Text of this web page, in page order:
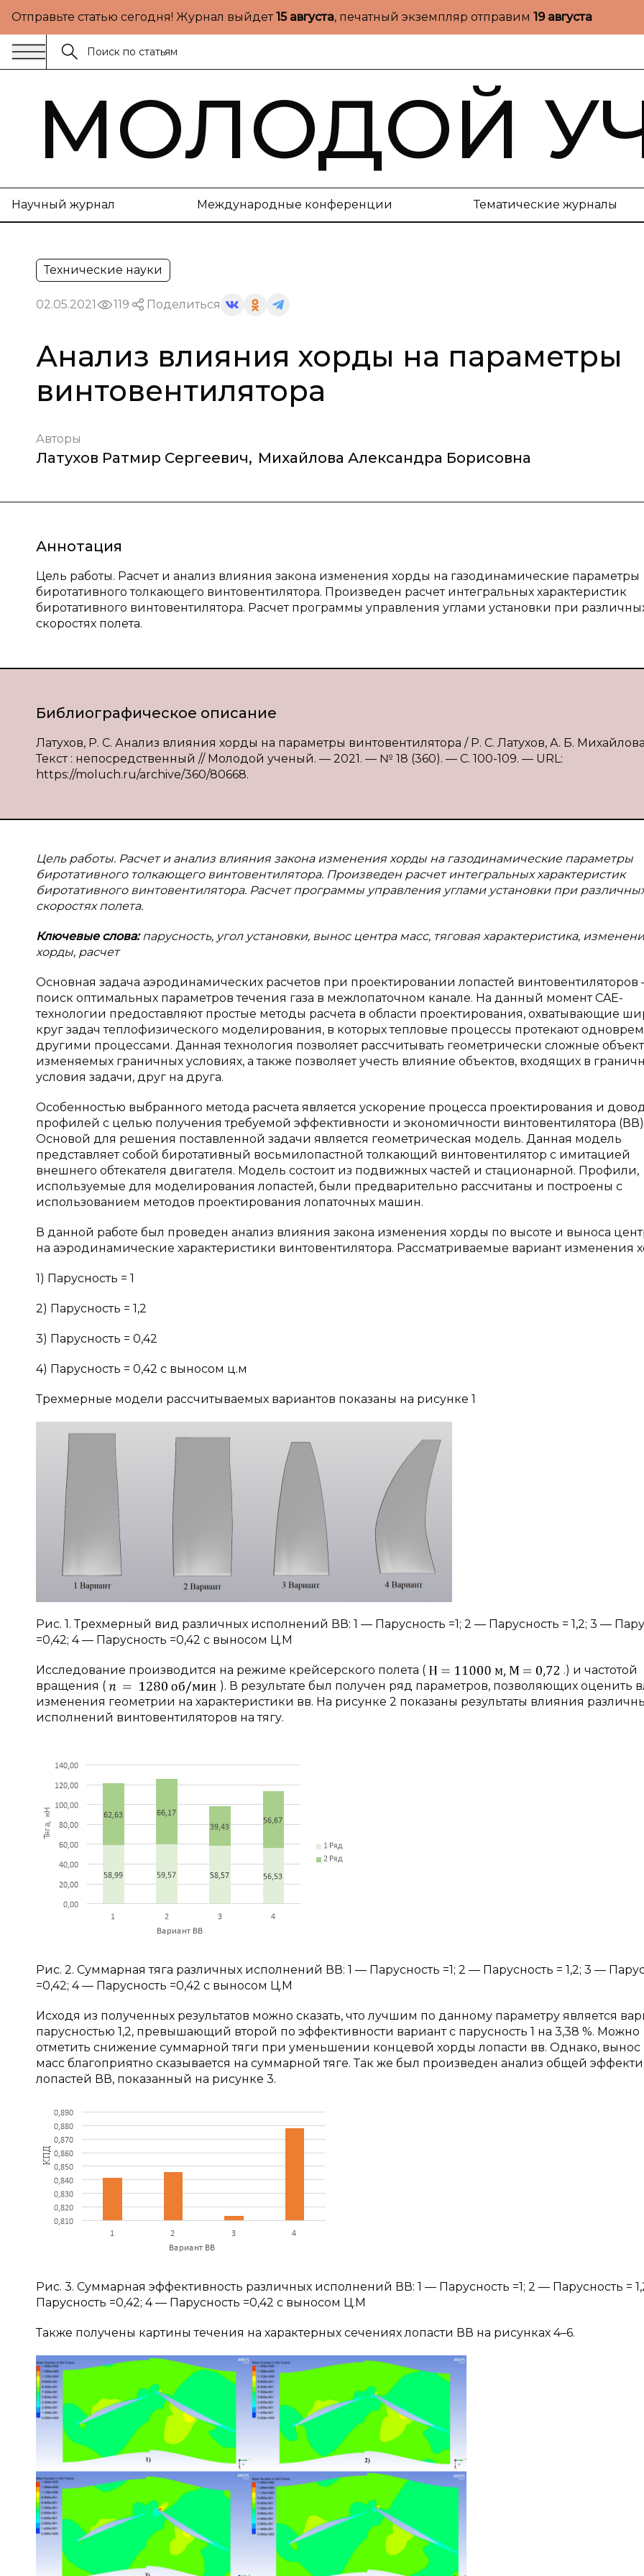
Отправьте статью сегодня! Журнал выйдет15 августа, печатный экземпляр отправим 19 августа
МОЛОДОЙ
Научный журнал Международные конференции Тематические журналы
Технические науки
02.05.2021 119 Поделиться
Анализ влияния хорды на параметры
винтовентилятора
Авторы
Латухов Ратмир Сергеевич, Михайлова Александра Борисовна
Аннотация
Цель работы. Расчет и анализ влияния закона изменения хорды на газодинамические параметры
биротативного толкающего винтовентилятора. Произведен расчет интегральных характеристик
биротативного винтовентилятора. Расчет программы управления углами установки при
скоростях полета.
Библиографическое описание
Латухов, Р. С. Анализ влияния хорды на параметры винтовентилятора / Р. С. Латухов, А. Б.
Текст : непосредственный // Молодой ученый. — 2021. — № 18 (360). — С. 100-109. — URL:
https://moluch.ru/archive/360/80668.
Цель работы. Расчет и анализ влияния закона изменения хорды на газодинамические параметры
биротативного толкающего винтовентилятора. Произведен расчет интегральных характеристик
биротативного винтовентилятора. Расчет программы управления углами установки при
скоростях полета.
Ключевые слова:парусность, угол установки, вынос центра масс, тяговая характеристика,
хорды, расчет
Основная задача аэродинамических расчетов при проектировании лопастей винтовентиляторов
поиск оптимальных параметров течения газа в межлопаточном канале. На данный момент CAE-
технологии предоставляют простые методы расчета в области проектирования, охватывающие
круг задач теплофизического моделирования, в которых тепловые процессы протекают
другими процессами. Данная технология позволяет рассчитывать геометрически сложные
изменяемых граничных условиях, а также позволяет учесть влияние объектов, входящих в
условия задачи, друг на друга.
Особенностью выбранного метода расчета является ускорение процесса проектирования и
профилей с целью получения требуемой эффективности и экономичности винтовентилятора
Основой для решения поставленной задачи является геометрическая модель. Данная модель
представляет собой биротативный восьмилопастной толкающий винтовентилятор с имитацией
внешнего обтекателя двигателя. Модель состоит из подвижных частей и стационарной. Профили,
используемые для моделирования лопастей, были предварительно рассчитаны и построены с
использованием методов проектирования лопаточных машин.
В данной работе был проведен анализ влияния закона изменения хорды по высоте и выноса
на аэродинамические характеристики винтовентилятора. Рассматриваемые вариант изменения
1) Парусность = 1
2) Парусность = 1,2
3) Парусность = 0,42
4) Парусность = 0,42 с выносом ц.м
Трехмерные модели рассчитываемых вариантов показаны на рисунке 1
Рис. 1. Трехмерный вид различных исполнений ВВ: 1 — Парусность =1; 2 — Парусность = 1,2; 3 —
=0,42; 4 — Парусность =0,42 с выносом Ц.М
Исследование производится на режиме крейсерского полета (
.) и частотой
вращения (
). В результате был получен ряд параметров, позволяющих оценить
изменения геометрии на характеристики вв. На рисунке 2 показаны результаты влияния
исполнений винтовентиляторов на тягу.
Рис. 2. Суммарная тяга различных исполнений ВВ: 1 — Парусность =1; 2 — Парусность = 1,2; 3 —
=0,42; 4 — Парусность =0,42 с выносом Ц.М
Исходя из полученных результатов можно сказать, что лучшим по данному параметру является
парусностью 1,2, превышающий второй по эффективности вариант с парусность 1 на 3,38 %. Можно
отметить снижение суммарной тяги при уменьшении концевой хорды лопасти вв. Однако, вынос
масс благоприятно сказывается на суммарной тяге. Так же был произведен анализ общей
лопастей ВВ, показанный на рисунке 3.
Рис. 3. Суммарная эффективность различных исполнений ВВ: 1 — Парусность =1; 2 — Парусность =
Парусность =0,42; 4 — Парусность =0,42 с выносом Ц.М
Также получены картины течения на характерных сечениях лопасти ВВ на рисунках 4–6.